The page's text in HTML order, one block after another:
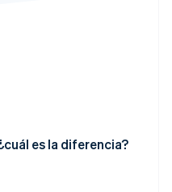
es la diferencia?